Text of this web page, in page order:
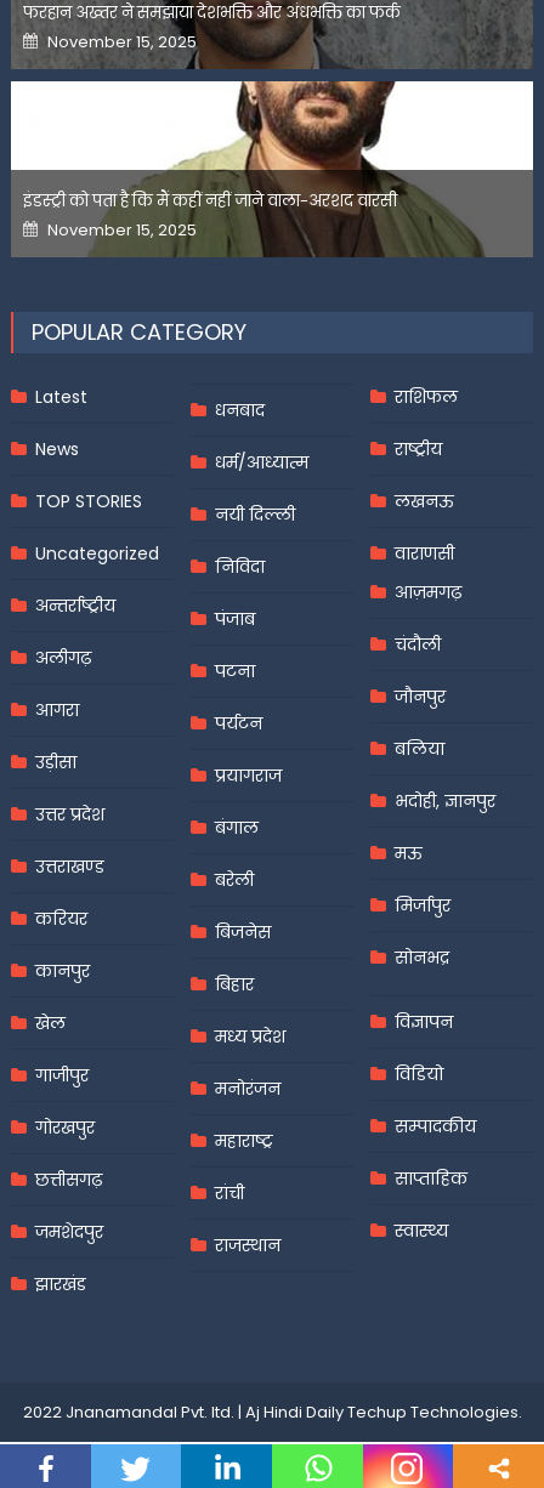
फरहान अख्तर ने समझाया देशभक्ति और अंधभक्ति का फर्क
Posted
on
November 15, 2025
इंडस्ट्री को पता है कि मैं कहीं नहीं जाने वाला-अरशद वारसी
Posted
on
November 15, 2025
POPULAR CATEGORY
Latest
News
TOP STORIES
Uncategorized
अन्तर्राष्ट्रीय
अलीगढ़
आगरा
उड़ीसा
उत्तर प्रदेश
उत्तराखण्ड
करियर
कानपुर
खेल
गाजीपुर
गोरखपुर
छत्तीसगढ़
जमशेदपुर
झारखंड
धनबाद
धर्म/आध्यात्म
नयी दिल्ली
निविदा
पंजाब
पटना
पर्यटन
प्रयागराज
बंगाल
बरेली
बिजनेस
बिहार
मध्य प्रदेश
मनोरंजन
महाराष्ट्र
रांची
राजस्थान
राशिफल
राष्ट्रीय
लखनऊ
वाराणसी
आज़मगढ़
चंदौली
जौनपुर
बलिया
भदोही, ज्ञानपुर
मऊ
मिर्जापुर
सोनभद्र
विज्ञापन
विडियो
सम्पादकीय
साप्ताहिक
स्वास्थ्य
2022 Jnanamandal Pvt. ltd. | Aj Hindi DailyTechup Technologies.